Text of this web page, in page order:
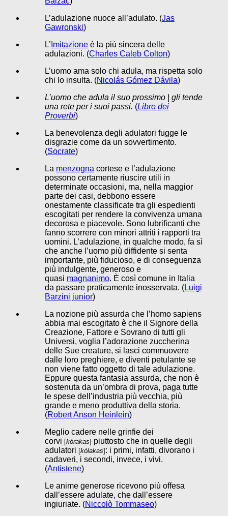
L’adulazione nuoce all’adulato. (Jas
Gawronski)
L’ Imitazione è la più sincera delle
adulazioni. (Charles Caleb Colton)
L’uomo ama solo chi adula, ma rispetta solo
chi lo insulta. (Nicolás Gómez Dávila)
L’uomo che adula il suo prossimo | gli tende
una rete per i suoi passi. (Libro dei
Proverbi)
La benevolenza degli adulatori fugge le
disgrazie come da un sovvertimento.
(Socrate)
La menzogna cortese e l’adulazione
possono certamente riuscire utili in
determinate occasioni, ma, nella maggior
parte dei casi, debbono essere
onestamente classificate tra gli espedienti
escogitati per rendere la convivenza umana
decorosa e piacevole. Sono lubrificanti che
fanno scorrere con minori attriti i rapporti tra
uomini. L’adulazione, in qualche modo, fa sì
che anche l’uomo più diffidente si senta
importante, più fiducioso, e di conseguenza
più indulgente, generoso e
quasi magnanimo. È così comune in Italia
da passare praticamente inosservata. (Luigi
Barzini junior)
La nozione più assurda che l’homo sapiens
abbia mai escogitato è che il Signore della
Creazione, Fattore e Sovrano di tutti gli
Universi, voglia l’adorazione zuccherina
delle Sue creature, si lasci commuovere
dalle loro preghiere, e diventi petulante se
non viene fatto oggetto di tale adulazione.
Eppure questa fantasia assurda, che non è
sostenuta da un’ombra di prova, paga tutte
le spese dell’industria più vecchia, più
grande e meno produttiva della storia.
(Robert Anson Heinlein)
Meglio cadere nelle grinfie dei
corvi [kórakas] piuttosto che in quelle degli
adulatori [kólakas] : i primi, infatti, divorano i
cadaveri, i secondi, invece, i vivi.
(Antistene)
Le anime generose ricevono più offesa
dall’essere adulate, che dall’essere
ingiuriate. (Niccolò Tommaseo)